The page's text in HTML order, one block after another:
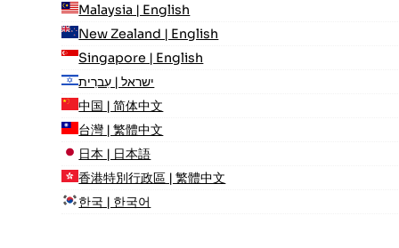
Malaysia | English
New Zealand | English
Singapore | English
ישראל | עִברִית
中国 | 简体中文
台灣 | 繁體中文
日本 | 日本語
香港特別行政區 | 繁體中文
한국 | 한국어